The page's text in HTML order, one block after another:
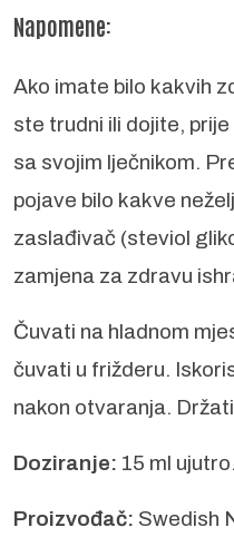
Napomene:
Ako imate bilo kakvih
ste trudni ili dojite,
sa svojim lječnikom.
pojave bilo kakve
zaslađivač (steviol
zamjena za zdravu
Čuvati na hladnom
čuvati u frižderu.
nakon otvaranja.
Doziranje: 15 ml
Proizvođač: Swedish